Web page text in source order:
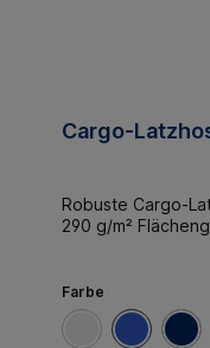
Cargo-
Robuste Cargo-
290 g/m²
Farbe